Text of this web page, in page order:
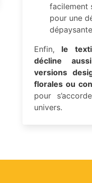
facilement
pour une
Enfin, le
décline
versions
florales ou
pour
univers.